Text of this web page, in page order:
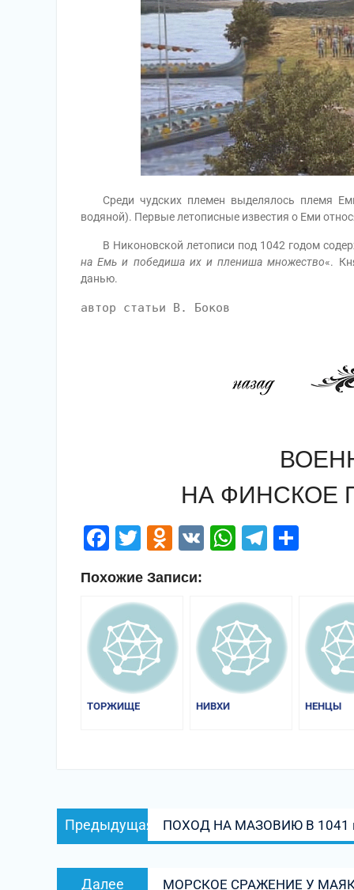
Среди чудских племен выделялось племя
водяной). Первые летописные известия о Еми
В Никоновской летописи под 1042 годом
на Емь и победиша их и плениша множество«.
данью.
автор статьи В. Боков
НА ФИНСКОЕ
Facebook
Twitter
Odnoklassniki
VK WhatsApp
Похожие Записи:
ТОРЖИЩЕ НИВХИ НЕНЦЫ
Навигация
по
Предыдущая
запись:
ПОХОД НА МАЗОВИЮ В 1041
Далее МОРСКОЕ СРАЖЕНИЕ У